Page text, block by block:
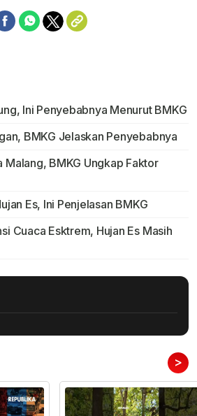
Ini Penyebabnya Menurut BMKG
BMKG Jelaskan Penyebabnya
Malang, BMKG Ungkap Faktor
Es, Ini Penjelasan BMKG
Cuaca Esktrem, Hujan Es Masih
>